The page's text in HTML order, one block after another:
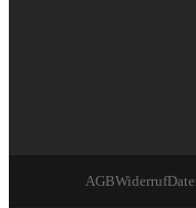
AGBWiderruf